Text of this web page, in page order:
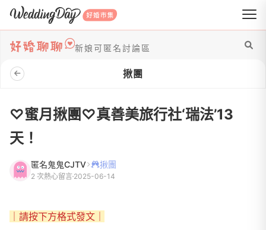
WeddingDay 好婚市集
新娘可匿名討論區
揪團
♡蜜月揪團♡真善美旅行社‘瑞法’13
天！
匿名鬼鬼CJTV 揪團
2 次熱心留言 2025-06-14
｜請按下方格式發文｜